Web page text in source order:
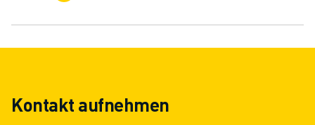
Kontakt aufnehmen